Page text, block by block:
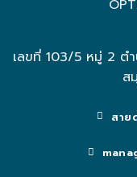
เลขที่ 103/5 หมู่ 2 ตำ
ส
สาย